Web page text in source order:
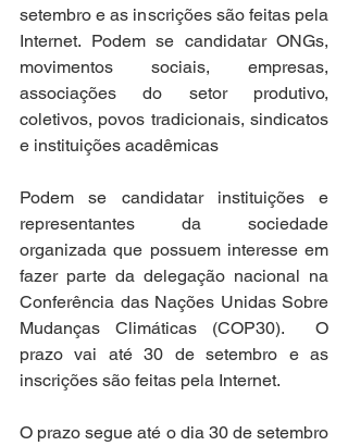
setembro e as inscrições são feitas pela
Internet. Podem se candidatar ONGs,
movimentos sociais, empresas,
associações do setor produtivo,
coletivos, povos tradicionais, sindicatos
e instituições acadêmicas
Podem se candidatar instituições e
representantes da sociedade
organizada que possuem interesse em
fazer parte da delegação nacional na
Conferência das Nações Unidas Sobre
Mudanças Climáticas (COP30).  O
prazo vai até 30 de setembro e as
inscrições são feitas pela Internet.
O prazo segue até o dia 30 de setembro